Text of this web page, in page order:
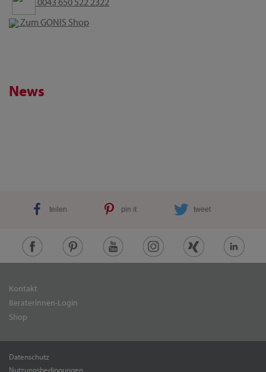
Zum GONIS Shop
News
teilen pin it tweet
Kontakt
Beraterinnen-Login
Shop
Datenschutz
Nutzungsbedingungen